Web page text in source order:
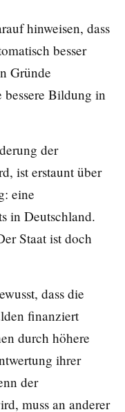
hinweisen, dass
besser
Gründe
bessere Bildung in
der
ist erstaunt über
eine
in Deutschland.
Staat ist doch
dass die
finanziert
durch höhere
ihrer
der
muss an anderer